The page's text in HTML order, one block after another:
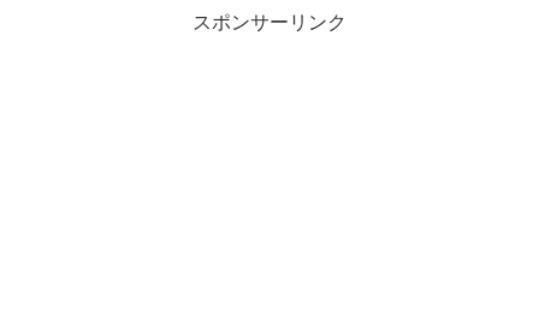
スポンサーリンク